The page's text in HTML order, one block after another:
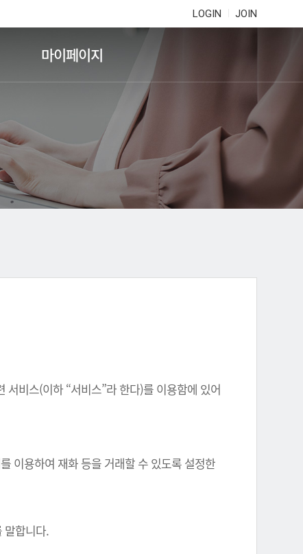
LOGIN JOIN
마이페이지
비스(이하 “서비스”라 한다)를 이용함에 있어
이용하여 재화 등을 거래할 수 있도록 설정한
말합니다.